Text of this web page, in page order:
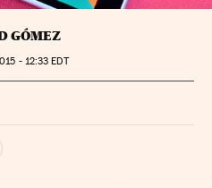
GÓMEZ
- 12:33 EDT
Sociales